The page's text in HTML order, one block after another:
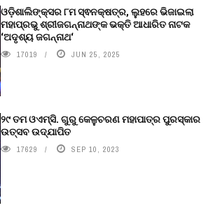
ଓଡ଼ିଶାଲିଙ୍କ୍ସର ୮ମ ସ୍ଵନକ୍ଷତ୍ର, ଲୁହରେ ଭିଜାଇଲା
ମହାପ୍ରଭୁ ଶ୍ରୀଜଗନ୍ନାଥଙ୍କ ଭକ୍ତି ଆଧାରିତ ନାଟକ
‘ଅଦୃଶ୍ୟ ଜଗନ୍ନାଥ‘
17019 JUN 25, 2025
୨୯ ତମ ଓଏମ୍‌ସି. ଗୁରୁ କେଳୁଚରଣ ମହାପାତ୍ର ପୁରସ୍କାର
ଉତ୍ସବ ଉଦ୍‍ଯାପିତ
17629 SEP 10, 2023